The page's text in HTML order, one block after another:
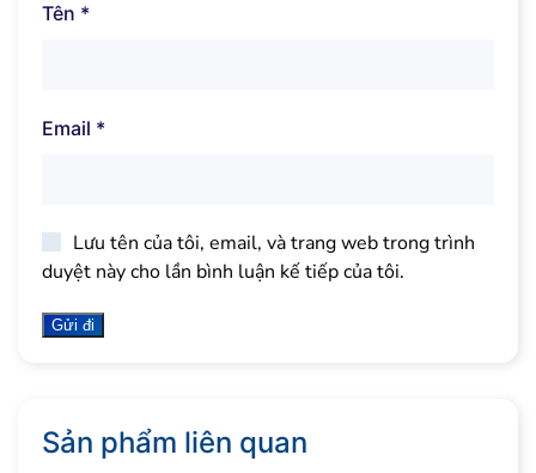
Tên *
Email *
Lưu tên của tôi, email, và trang web trong trình
duyệt này cho lần bình luận kế tiếp của tôi.
Sản phẩm liên quan